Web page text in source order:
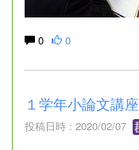
0 0
１学年小論文講座
投稿日時 : 2020/02/07